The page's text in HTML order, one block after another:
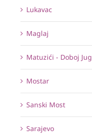
Lukavac
Maglaj
Matuzići - Doboj Jug
Mostar
Sanski Most
Sarajevo